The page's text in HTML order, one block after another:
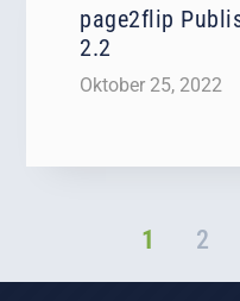
page2flip
2.2
Oktober 25, 2022
1 2